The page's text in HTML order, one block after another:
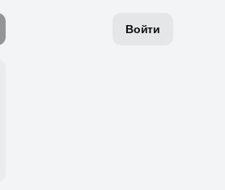
Войти